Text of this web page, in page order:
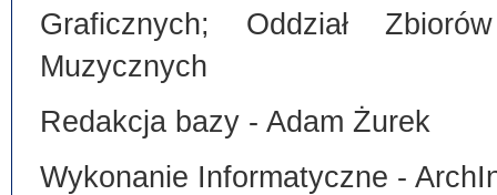
Graficznych; Oddział
Muzycznych
Redakcja bazy - Adam Żurek
Wykonanie Informatyczne -